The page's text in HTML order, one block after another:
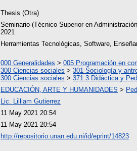
Thesis (Otra)
Seminario-(Técnico Superior en
2021
Herramientas Tecnológicas, Software,
000 Generalidades > 005 Programación en
300 Ciencias sociales > 301 Sociología y
300 Ciencias sociales > 371.3 Didáctica y
EDUCACIÓN, ARTE Y HUMANIDADES >
Lic. Lilliam Gutierrez
11 May 2021 20:54
11 May 2021 20:54
http://repositorio.unan.edu.ni/id/eprint/14823